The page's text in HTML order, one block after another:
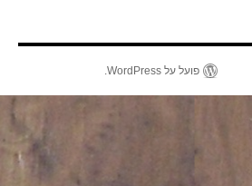
פועל על WordPress.